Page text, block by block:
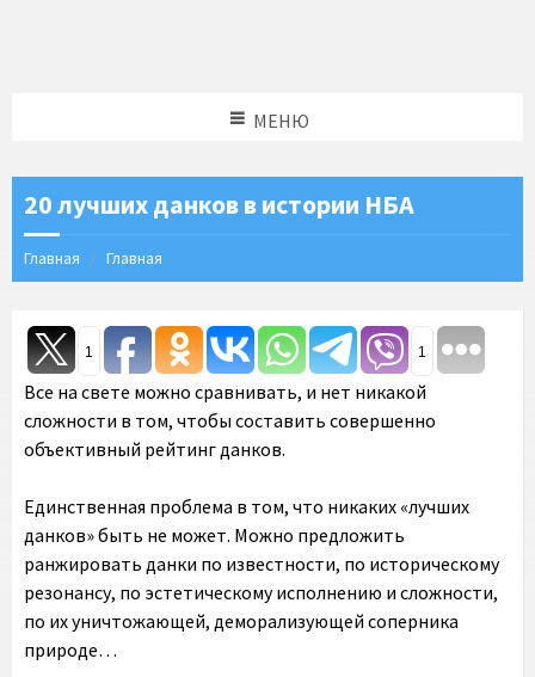
МЕНЮ
20 лучших данков в истории НБА
Главная Главная
1 1
Все на свете можно сравнивать, и нет никакой
сложности в том, чтобы составить совершенно
объективный рейтинг данков.
Единственная проблема в том, что никаких «лучших
данков» быть не может. Можно предложить
ранжировать данки по известности, по историческому
резонансу, по эстетическому исполнению и сложности,
по их уничтожающей, деморализующей соперника
природе…